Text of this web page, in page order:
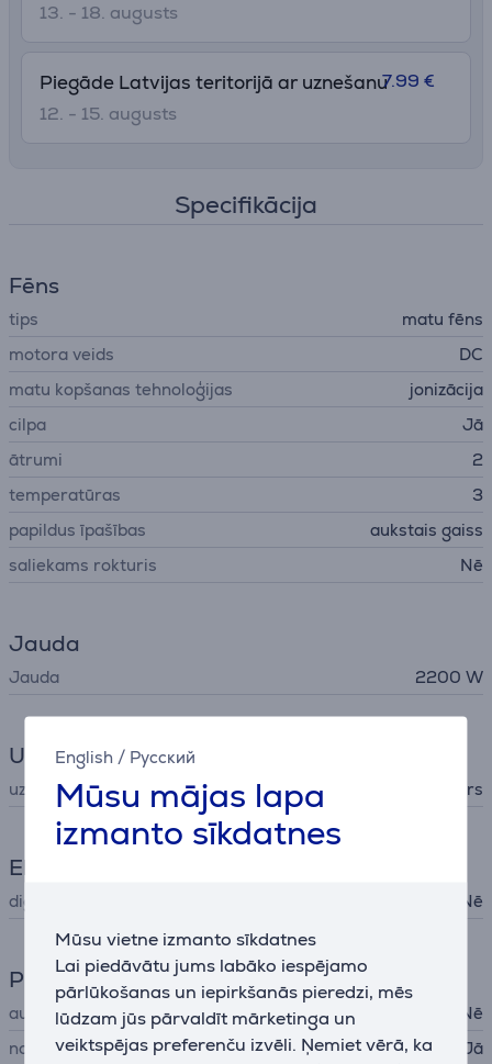
English / Русский
Mūsu mājas lapa
izmanto sīkdatnes
Mūsu vietne izmanto sīkdatnes
Lai piedāvātu jums labāko iespējamo
pārlūkošanas un iepirkšanās pieredzi, mēs
lūdzam jūs pārvaldīt mārketinga un
veiktspējas preferenču izvēli. Ņemiet vērā, ka
13. - 18. augusts
Piegāde Latvijas teritorijā ar uznešanu
12. - 15. augusts
7.99 €
Specifikācija
Fēns
tips
matu fēns
motora veids
DC
matu kopšanas tehnoloģijas
jonizācija
cilpa
Jā
ātrumi
2
temperatūras
3
papildus īpašības
aukstais gaiss
saliekams rokturis
Nē
Jauda
Jauda 2200 W
Uzgaļi
uzgaļi koncentrēts, difuzors
Ekrāns
digitālais ekrāns Nē
Produktu apkope
automātiskā tīrīšana
Nē
noņemams filtrs
Jā